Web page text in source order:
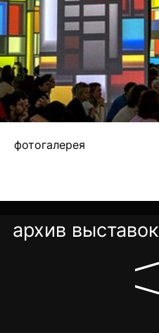
фотогалерея
архив выставок